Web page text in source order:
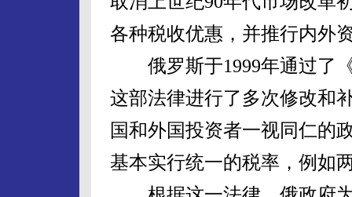
各种税收优惠，并推行内外
俄罗斯于1999年通过了《
这部法律进行了多次修改和
国和外国投资者一视同仁的
基本实行统一的税率，例如